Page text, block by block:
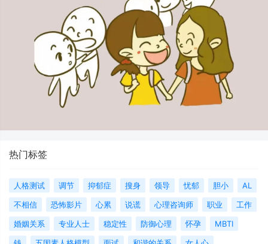
热门标签
人格测试 调节 抑郁症 搜身 领导 忧郁 胆小
AL
不相信
恐怖影片 心累 说谎 心理咨询师 职业
工作
婚姻关系
专业人士 稳定性 防御心理 怀孕
MBTI